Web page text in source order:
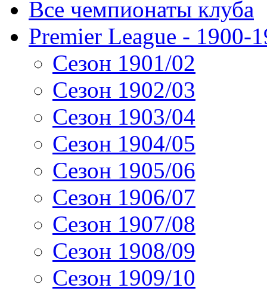
Все чемпионаты клуба
Premier League - 1900-
Сезон 1901/02
Сезон 1902/03
Сезон 1903/04
Сезон 1904/05
Сезон 1905/06
Сезон 1906/07
Сезон 1907/08
Сезон 1908/09
Сезон 1909/10